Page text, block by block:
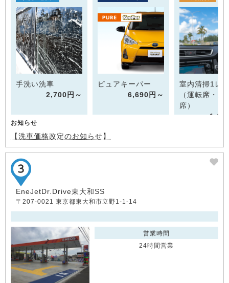
手洗い洗車
2,700円～
ピュアキーパー
6,690円～
室内清掃1レ
（運転席・助
席）
お知らせ
【洗車価格改定のお知らせ】
EneJetDr.Drive東大和SS
〒207-0021 東京都東大和市立野1-1-14
営業時間
24時間営業